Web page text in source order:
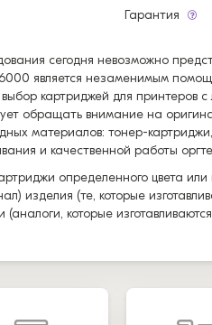
Гарантия
сегодня невозможно
6000 является незаменимым
картриджей для принтеров
обращать внимание на
материалов: тонер-
и качественной работы
определенного цвета
изделия (те, которые
которые